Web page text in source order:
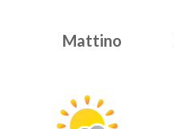
Mattino